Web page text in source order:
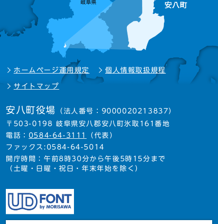
ホームページ運用規定 個人情報取扱規程
サイトマップ
安八町役場 （法人番号：9000020213837）
〒503-0198 岐阜県安八郡安八町氷取161番地
電話： 0584-64-3111
（代表）
ファックス:0584-64-5014
開庁時間：午前8時30分から午後5時15分まで
（土曜・日曜・祝日・年末年始を除く）